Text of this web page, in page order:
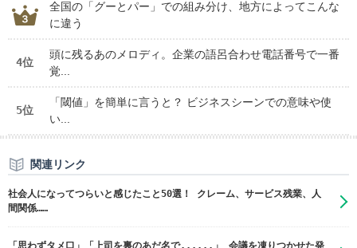
全国の「グーとパー」での組み分け、地方によってこんな
に違う
4位
頭に残るあのメロディ。企業の語呂合わせ電話番号で一番
覚...
5位
「閾値」を簡単に言うと？ ビジネスシーンでの意味や使
い...
関連リンク
社会人になってつらいと感じたこと50選！ クレーム、サービス残業、人
間関係……